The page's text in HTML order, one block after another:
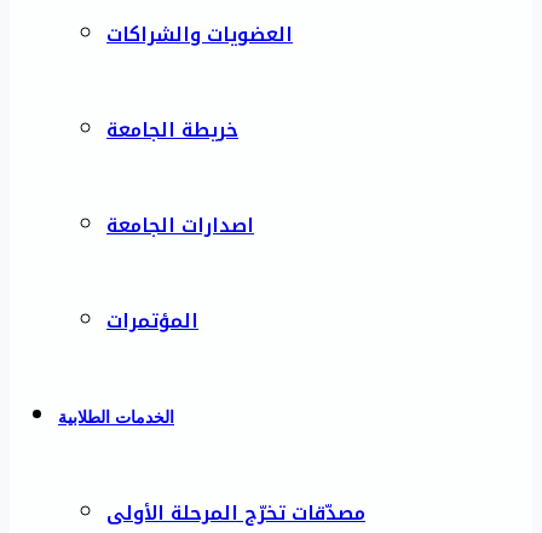
العضويات والشراكات
خريطة الجامعة
اصدارات الجامعة
المؤتمرات
الخدمات الطلابية
مصدّقات تخرّج المرحلة الأولى